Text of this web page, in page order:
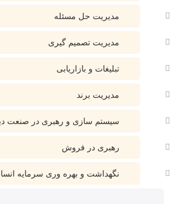
مدیریت حل مسئله
مدیریت تصمیم گیری
تبلیغات و بازاریابی
مدیریت برند
سیستم سازی و رهبری در صنعت
رهبری در فروش
نگهداشت و بهره وری سرمایه